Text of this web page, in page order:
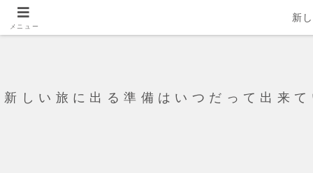
新しい旅に出る準備はいつだって出来
メニュー
新